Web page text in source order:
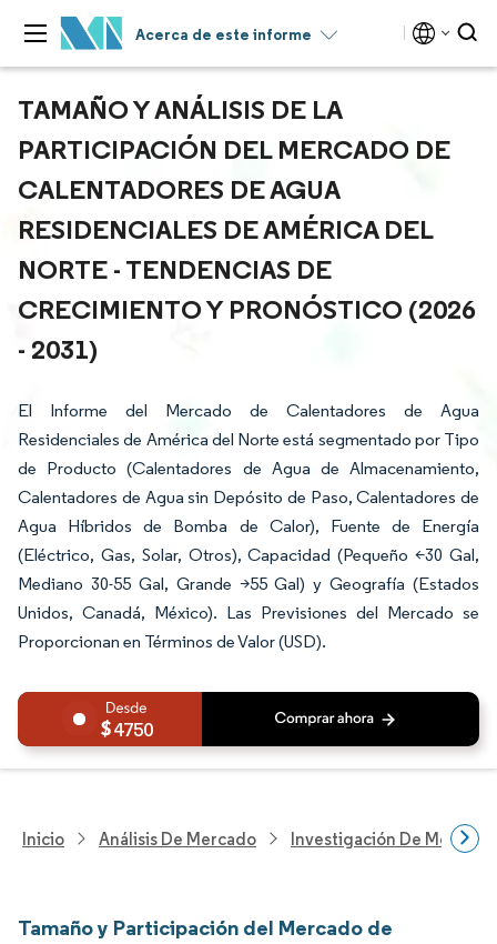
Acerca de este informe
TAMAÑO Y ANÁLISIS DE LA
PARTICIPACIÓN DEL MERCADO DE
CALENTADORES DE AGUA
RESIDENCIALES DE AMÉRICA DEL
NORTE - TENDENCIAS DE
CRECIMIENTO Y PRONÓSTICO (2026
- 2031)
El Informe del Mercado de Calentadores de Agua
Residenciales de América del Norte está segmentado por Tipo
de Producto (Calentadores de Agua de Almacenamiento,
Calentadores de Agua sin Depósito de Paso, Calentadores de
Agua Híbridos de Bomba de Calor), Fuente de Energía
(Eléctrico, Gas, Solar, Otros), Capacidad (Pequeño <30 Gal,
Mediano 30-55 Gal, Grande >55 Gal) y Geografía (Estados
Unidos, Canadá, México). Las Previsiones del Mercado se
Proporcionan en Términos de Valor (USD).
4750
Inicio Análisis De Mercado Investigación De Mejoras
Tamaño y Participación del Mercado de